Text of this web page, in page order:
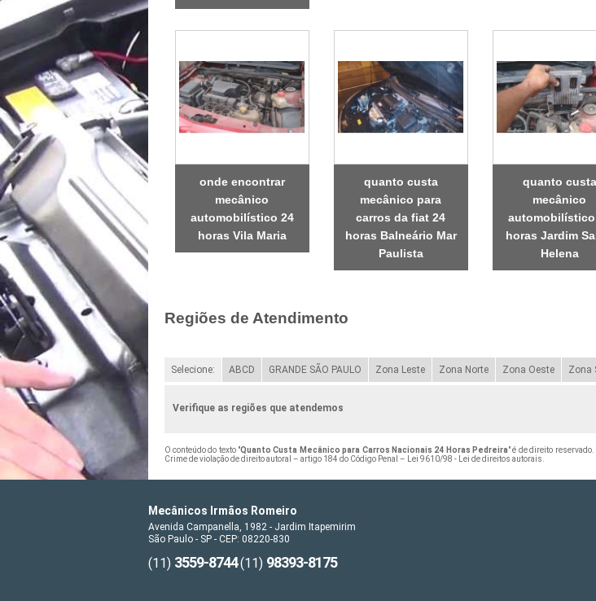
onde encontrar
mecânico
automobilístico 24
horas Vila Maria
quanto custa
mecânico para
carros da fiat 24
horas Balneário Mar
Paulista
quanto custa
mecânico
automobilístico
horas Jardim
Helena
Regiões de Atendimento
Selecione: ABCD GRANDE SÃO PAULO Zona Leste Zona Norte Zona Oeste Zona
Verifique as regiões que atendemos
O conteúdo do texto "Quanto Custa Mecânico para Carros Nacionais 24 Horas Pedreira" é de direito
Crime de violação de direito autoral – artigo 184 do Código Penal – Lei 9610/98 - Lei de direitos autorais.
Mecânicos Irmãos Romeiro
Avenida Campanella, 1982 - Jardim Itapemirim
São Paulo - SP - CEP: 08220-830
(11) 3559-8744(11) 98393-8175